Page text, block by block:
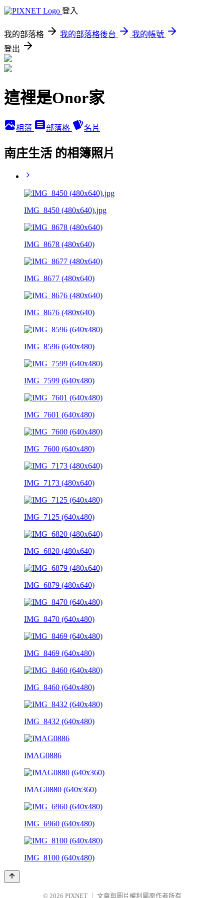
登入
我的部落格 我的部落格後台
我的帳號
登出
這裡是Onor家
相簿 部落格 名片
南庄生活 的相簿照片
IMG_8450 (480x640).jpg
IMG_8678 (480x640)
IMG_8677 (480x640)
IMG_8676 (480x640)
IMG_8596 (640x480)
IMG_7599 (640x480)
IMG_7601 (640x480)
IMG_7600 (640x480)
IMG_7173 (480x640)
IMG_7125 (640x480)
IMG_6820 (480x640)
IMG_6879 (480x640)
IMG_8470 (640x480)
IMG_8469 (640x480)
IMG_8460 (640x480)
IMG_8432 (640x480)
IMAG0886
IMAG0880 (640x360)
IMG_6960 (640x480)
IMG_8100 (640x480)
© 2026 PIXNET 文章與圖片權利屬原作者所有